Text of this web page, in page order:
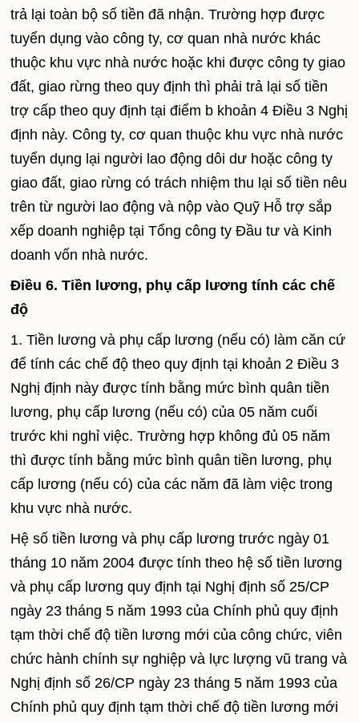
trả lại toàn bộ số tiền đã nhận. Trường hợp được
tuyển dụng vào công ty, cơ quan nhà nước khác
thuộc khu vực nhà nước hoặc khi được công ty giao
đất, giao rừng theo quy định thì phải trả lại số tiền
trợ cấp theo quy định tại điểm b khoản 4 Điều 3 Nghị
định này. Công ty, cơ quan thuộc khu vực nhà nước
tuyển dụng lại người lao động dôi dư hoặc công ty
giao đất, giao rừng có trách nhiệm thu lại số tiền nêu
trên từ người lao động và nộp vào Quỹ Hỗ trợ sắp
xếp doanh nghiệp tại Tổng công ty Đầu tư và Kinh
doanh vốn nhà nước.
Điều 6. Tiền lương, phụ cấp lương tính các chế
độ
1. Tiền lương và phụ cấp lương (nếu có) làm căn cứ
để tính các chế độ theo quy định tại khoản 2 Điều 3
Nghị định này được tính bằng mức bình quân tiền
lương, phụ cấp lương (nếu có) của 05 năm cuối
trước khi nghỉ việc. Trường hợp không đủ 05 năm
thì được tính bằng mức bình quân tiền lương, phụ
cấp lương (nếu có) của các năm đã làm việc trong
khu vực nhà nước.
Hệ số tiền lương và phụ cấp lương trước ngày 01
tháng 10 năm 2004 được tính theo hệ số tiền lương
và phụ cấp lương quy định tại Nghị định số 25/CP
ngày 23 tháng 5 năm 1993 của Chính phủ quy định
tạm thời chế độ tiền lương mới của công chức, viên
chức hành chính sự nghiệp và lực lượng vũ trang và
Nghị định số 26/CP ngày 23 tháng 5 năm 1993 của
Chính phủ quy định tạm thời chế độ tiền lương mới